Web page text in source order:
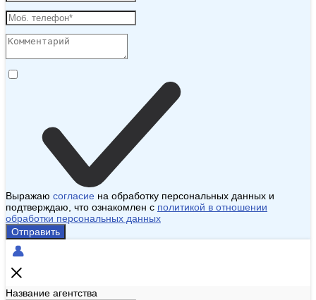
Выражаю согласие на обработку персональных данных и
подтверждаю, что ознакомлен с политикой в отношении
обработки персональных данных
Отправить
Название агентства